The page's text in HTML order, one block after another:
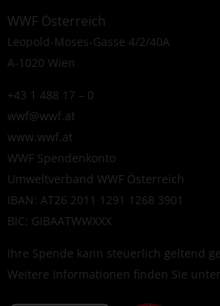
WWF Österreich
Leopold-Moses-Gasse 4/2/40A
A-1020 Wien
+43 1 488 17 – 0
wwf@wwf.at
www.wwf.at
WWF Spendenkonto
Umweltverband WWF Österreich
IBAN: AT26 2011 1291 1268 3901
BIC: GIBAATWWXXX
Ihre Spende kann steuerlich geltend
Weitere Informationen finden Sie unter